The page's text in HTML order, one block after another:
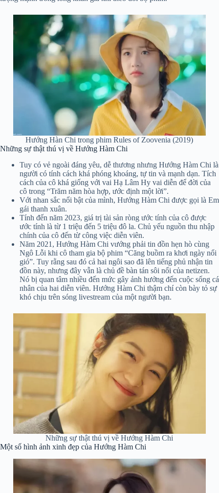
Hướng Hàn Chi trong phim Rules of Zoovenia (2019)
Những sự thật thú vị về Hướng Hàm Chi
Tuy có vẻ ngoài đáng yêu, dễ thương nhưng Hướng Hàm Chi là
người có tính cách khá phóng khoáng, tự tin và mạnh dạn. Tích
cách của cô khá giống với vai Hạ Lâm Hy vai diễn để đời của
cô trong “Trăm năm hòa hợp, ước định một lời”.
Với nhan sắc nổi bật của mình, Hướng Hàm Chi được gọi là Em
gái thanh xuân.
Tính đến năm 2023, giá trị tài sản ròng ước tính của cô được
ước tính là từ 1 triệu đến 5 triệu đô la. Chủ yếu nguồn thu nhập
chính của cô đến từ công việc diễn viên.
Năm 2021, Hướng Hàm Chi vướng phải tin đồn hẹn hò cùng
Ngô Lỗi khi cô tham gia bộ phim “Căng buồm ra khơi ngày nổi
gió”. Tuy rằng sau đó cả hai ngôi sao đã lên tiếng phủ nhận tin
đồn này, nhưng đây vẫn là chủ đề bàn tán sôi nổi của netizen.
Nó bị quan tâm nhiều đến mức gây ảnh hưởng đến cuộc sống cá
nhân của hai diễn viên. Hướng Hàm Chi thậm chí còn bày tỏ sự
khó chịu trên sóng livestream của một người bạn.
Những sự thật thú vị về Hướng Hàm Chi
Một số hình ảnh xinh đẹp của Hướng Hàm Chi